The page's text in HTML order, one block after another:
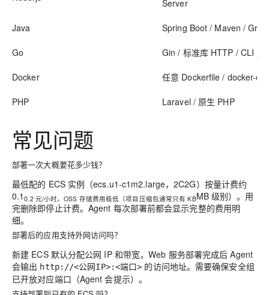
Server
Java Spring Boot / Maven /
Go Gin / 标准库 HTTP / CLI 工
Docker 任意 Dockerfile / docker-
PHP Laravel / 原生 PHP
常见问题
部署一次大概要花多少钱？
最低配的 ECS 实例（ecs.u1-c1m2.large，2C2G）按量计费约
0.10.2 元/小时。OSS 存储费用极低（项目压缩包通常只有 KBMB 级别）。用
完删除即停止计费。Agent 每次部署前都会显示完整的费用明
细。
部署后的应用支持外网访问吗？
新建 ECS 默认分配公网 IP 和带宽，Web 服务部署完成后 Agent
会输出 http://<公网IP>:<端口> 的访问地址。需要确保安全组
已开放对应端口（Agent 会提示）。